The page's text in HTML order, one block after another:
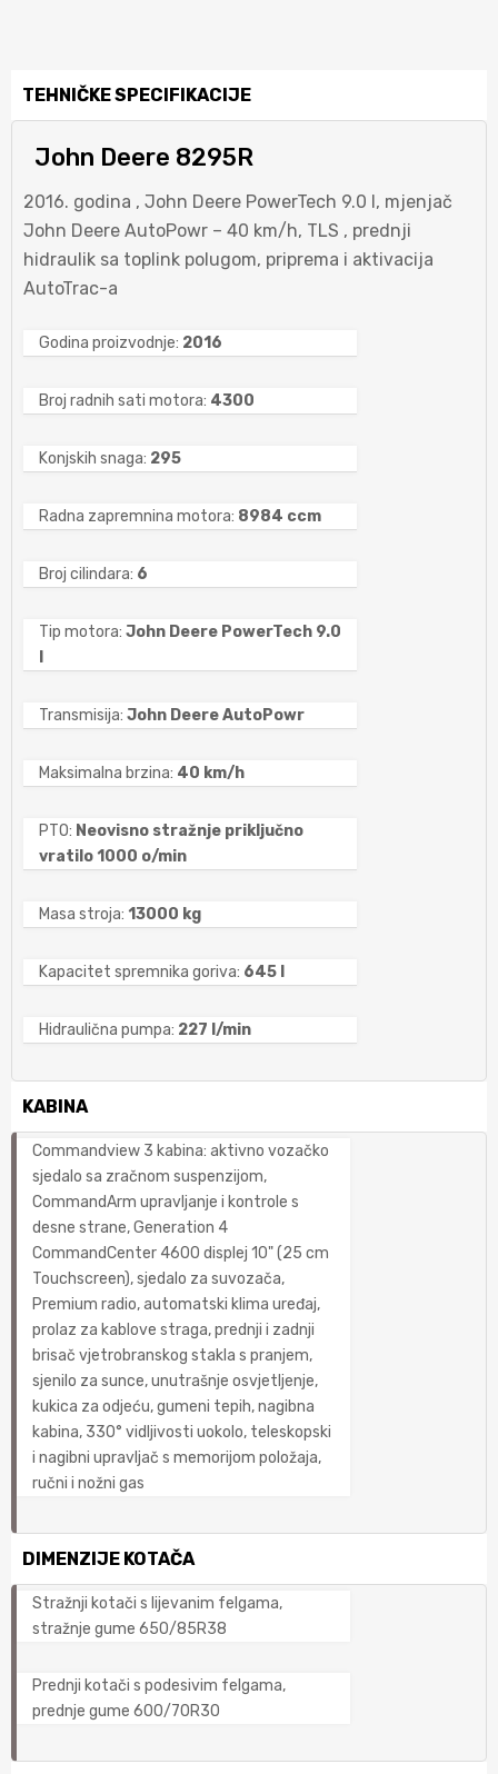
TEHNIČKE SPECIFIKACIJE
John Deere 8295R
2016. godina , John Deere PowerTech 9.0 l, mjenjač
John Deere AutoPowr – 40 km/h, TLS , prednji
hidraulik sa toplink polugom, priprema i aktivacija
AutoTrac-a
Godina proizvodnje: 2016
Broj radnih sati motora: 4300
Konjskih snaga: 295
Radna zapremnina motora: 8984 ccm
Broj cilindara: 6
Tip motora: John Deere PowerTech 9.0
Transmisija: John Deere AutoPowr
Maksimalna brzina: 40 km/h
PTO: Neovisno stražnje priključno
vratilo 1000 o/min
Masa stroja: 13000 kg
Kapacitet spremnika goriva: 645 l
Hidraulična pumpa: 227 l/min
KABINA
Commandview 3 kabina: aktivno vozačko
sjedalo sa zračnom suspenzijom,
CommandArm upravljanje i kontrole s
desne strane, Generation 4
CommandCenter 4600 displej 10" (25 cm
Touchscreen), sjedalo za suvozača,
Premium radio, automatski klima uređaj,
prolaz za kablove straga, prednji i zadnji
brisač vjetrobranskog stakla s pranjem,
sjenilo za sunce, unutrašnje osvjetljenje,
kukica za odjeću, gumeni tepih, nagibna
kabina, 330° vidljivosti uokolo, teleskopski
i nagibni upravljač s memorijom položaja,
ručni i nožni gas
DIMENZIJE KOTAČA
Stražnji kotači s lijevanim felgama,
stražnje gume 650/85R38
Prednji kotači s podesivim felgama,
prednje gume 600/70R30